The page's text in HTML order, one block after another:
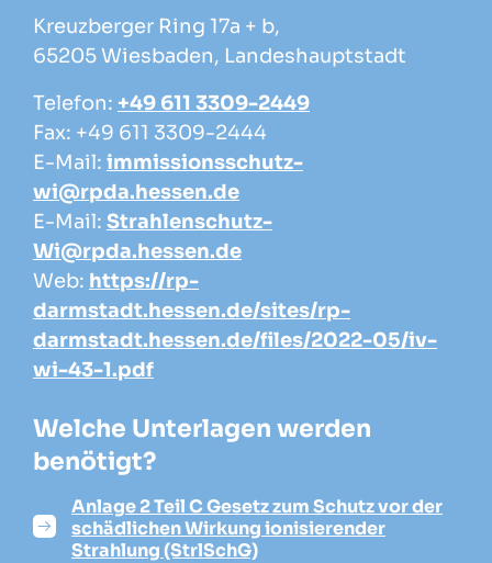
Kreuzberger Ring 17a + b,
65205 Wiesbaden, Landeshauptstadt
Telefon: +49 611 3309-2449
Fax: +49 611 3309-2444
E-Mail: immissionsschutz-
wi@rpda.hessen.de
E-Mail: Strahlenschutz-
Wi@rpda.hessen.de
Web: https://rp-
darmstadt.hessen.de/sites/rp-
darmstadt.hessen.de/files/2022-05/iv-
wi-43-1.pdf
Welche Unterlagen werden
benötigt?
Anlage 2 Teil C Gesetz zum Schutz vor der
schädlichen Wirkung ionisierender
Strahlung (StrlSchG)